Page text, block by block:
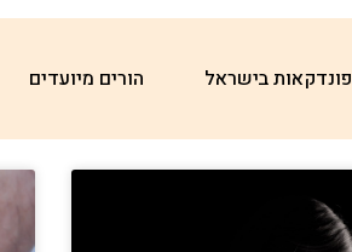
פונדקאות בישראל הורים מיועדים